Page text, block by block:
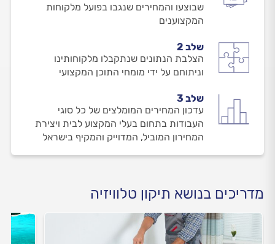
שבוצעו והמחירים שנגבו בפועל מלקוחות
המקצוענים
שלב 2
הצלבת הנתונים שנתקבלו מלקוחותינו
וניתוחם על ידי מומחי התוכן המקצועי
שלב 3
עדכון המחירים המומלצים של כל סוגי
העבודות בתחום בעלי המקצוע לבית ויצירת
המחירון המוביל, המדוייק והמקיף בישראל
מדריכים בנושא תיקון טלוויזיה